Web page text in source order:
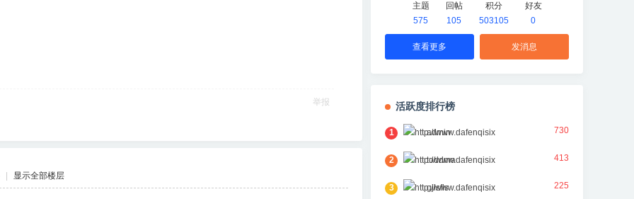
举报
显示全部楼层
主题
575
回帖
105
积分
503105
好友
0
查看更多 发消息
活跃度排行榜
1 admin 730
2 toddma 413
3 gjlsfls 225